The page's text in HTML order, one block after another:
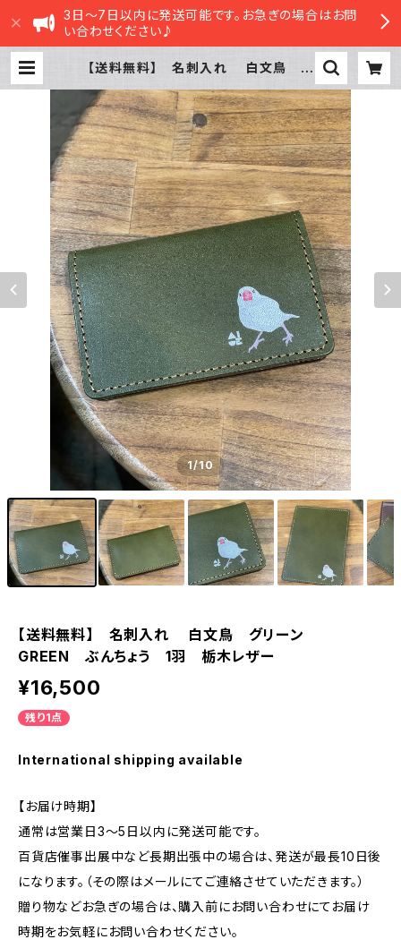
3日～7日以内に発送可能です。お急ぎの場合はお問
い合わせください♪
【送料無料】 名刺入れ 白文鳥 グ
栃木レザー | sasatte STORE|さ
さってストア
1/10
【送料無料】 名刺入れ 白文鳥 グリーン
GREEN ぶんちょう 1羽 栃木レザー
¥16,500
残り1点
International shipping available
【お届け時期】
通常は営業日3〜5日以内に発送可能です。
百貨店催事出展中など長期出張中の場合は、発送が最長10日後
になります。（その際はメールにてご連絡させていただきます。）
贈り物などお急ぎの場合は、購入前にお問い合わせにてお届け
時期をお気軽にお問い合わせください。